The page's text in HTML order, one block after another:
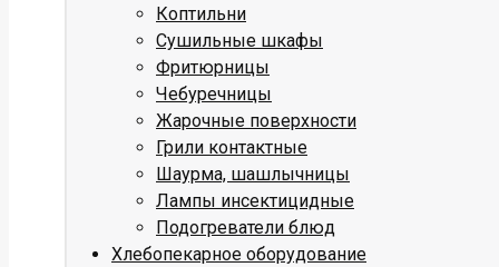
Коптильни
Сушильные шкафы
Фритюрницы
Чебуречницы
Жарочные поверхности
Грили контактные
Шаурма, шашлычницы
Лампы инсектицидные
Подогреватели блюд
Хлебопекарное оборудование